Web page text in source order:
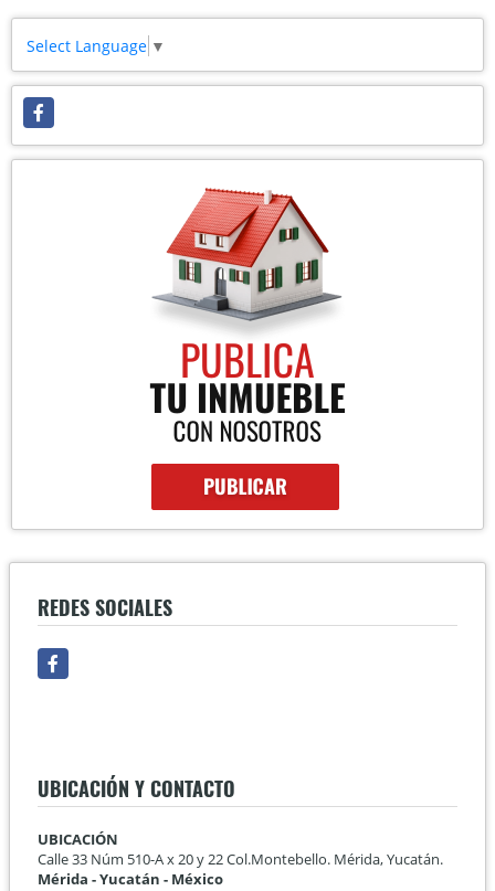
Select Language ▼
Facebook
REDES SOCIALES
Facebook
UBICACIÓN Y CONTACTO
UBICACIÓN
Calle 33 Núm 510-A x 20 y 22 Col.Montebello. Mérida, Yucatán.
Mérida - Yucatán - México